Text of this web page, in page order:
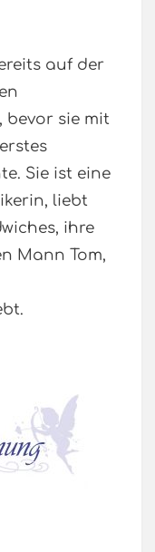
auf der
bevor sie mit
Sie ist eine
liebt
ihre
Mann Tom,